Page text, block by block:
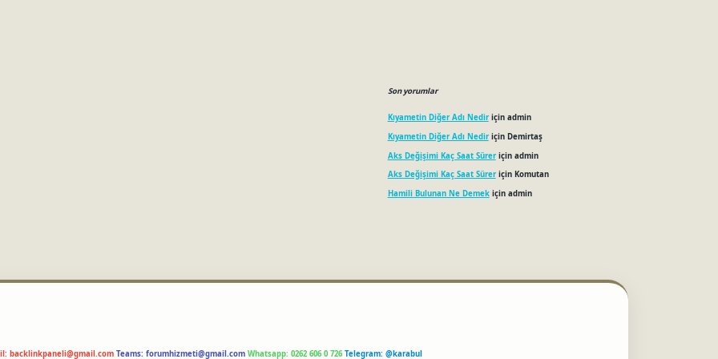
Son yorumlar
Kıyametin Diğer Adı Nediriçin admin
Kıyametin Diğer Adı Nediriçin Demirtaş
Aks Değişimi Kaç Saat Süreriçin admin
Aks Değişimi Kaç Saat Süreriçin Komutan
Hamili Bulunan Ne Demekiçin admin
backlinkpaneli@gmail.com Teams: forumhizmeti@gmail.com Whatsapp: 0262 606 0 726 Telegram: @karabul